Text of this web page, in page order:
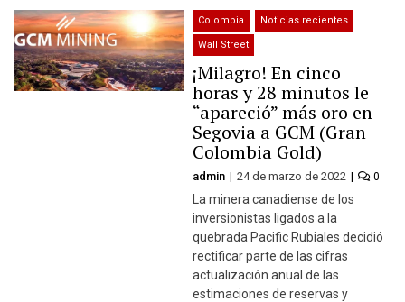
Colombia Noticias recientes
Wall Street
¡Milagro! En cinco
horas y 28 minutos le
“apareció” más oro en
Segovia a GCM (Gran
Colombia Gold)
admin 24 de marzo de 2022 0
La minera canadiense de los
inversionistas ligados a la
quebrada Pacific Rubiales decidió
rectificar parte de las cifras
actualización anual de las
estimaciones de reservas y